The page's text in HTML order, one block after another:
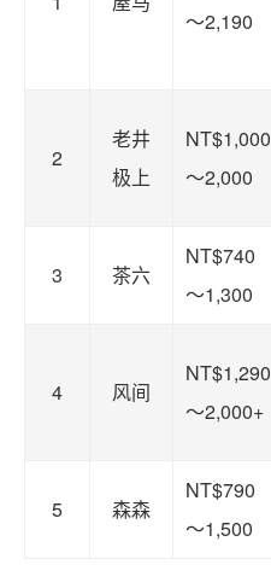
～2,190
2
老井
极上
NT$1,000
～2,000
3 茶六
NT$740
～1,300
4 风间
NT$1,290
～2,000+
5 森森
NT$790
～1,500